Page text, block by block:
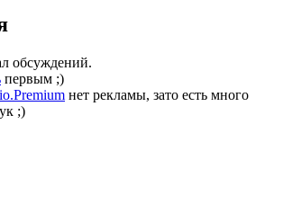
обсуждений.
первым ;)
нет рекламы, зато есть много
;)